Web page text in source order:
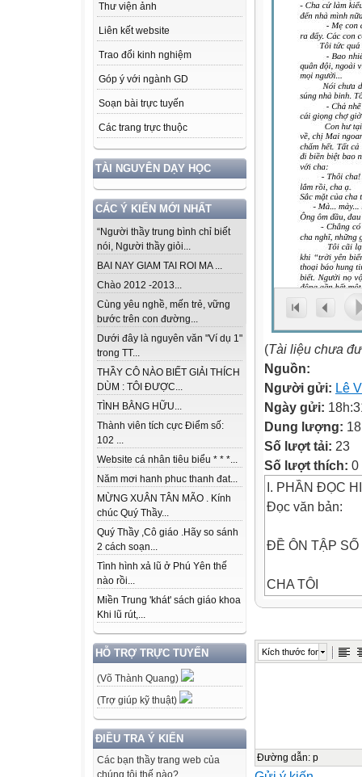
Thư viện ảnh
Liên kết website
Trao đổi kinh nghiệm
Góp ý với ngành GD
Soạn bài trực tuyến
Các trang trực thuộc
TÀI NGUYÊN DẠY HỌC
CÁC Ý KIẾN MỚI NHẤT
“Người thầy trung bình chỉ biết
nói, Người thầy giỏi...
BAI NAY GIAM TAI ROI MA ...
Chào 2012 -2013...
Cùng yêu nghề, mến trẻ, vững
bước trên con đường...
Dưới đây là nguyên văn "Ví dụ 1"
trong TT...
THẦY CÔ NÀO BIẾT GIẢI THÍCH
DÙM : TÔI ĐƯỢC...
TÌNH BẰNG HỮU...
Thành viên tích cực Điểm số:
102 ...
Website cá nhân tiêu biểu * * *...
Năm mơi hanh phuc thanh đat...
MỪNG XUÂN TÂN MÃO . Kính
chúc Quý Thầy...
Quý Thầy ,Cô giáo .Hãy so sánh
2 cách soạn...
Tình hình xả lũ ở Phú Yên thế
nào rồi...
Miền Trung 'khát' sách giáo khoa
Khi lũ rút,...
HỖ TRỢ TRỰC TUYẾN
(Võ Thành Quang)
(Trợ giúp kỹ thuật)
ĐIỀU TRA Ý KIẾN
Các bạn thầy trang web của
chúng tôi thế nào?
(Tài liệu chưa
Nguồn:
Người gửi: Lê
Ngày gửi:
Dung lượng:
Số lượt tải: 23
Số lượt thích: 0
I. PHẦN ĐỌC
Đọc văn bản:
ĐỀ ÔN TẬP SỐ
CHA TÔI
năm cha mặc
binh, cầm súng
Tôi, thế hệ 8X,
Kích thước font
Đường dẫn: p